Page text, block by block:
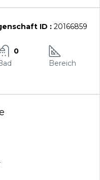
ID : 20166859
0
Bereich